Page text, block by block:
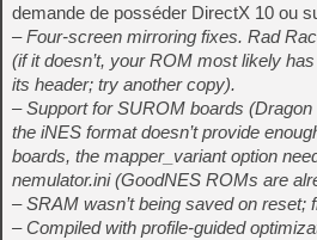
demande de posséder DirectX 10 ou
– Four-screen mirroring fixes. Rad
(if it doesn’t, your ROM most likely
its header; try another copy).
– Support for SUROM boards
the iNES format doesn’t provide
boards, the mapper_variant option
nemulator.ini (GoodNES ROMs are
– SRAM wasn’t being saved on reset;
– Compiled with profile-guided